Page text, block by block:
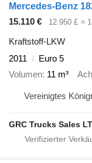
Mercedes-Benz
15.110 €
12.950 £ ≈
Kraftstoff-LKW
2011
Euro 5
Volumen 11 m³
Vereinigtes
GRC Trucks Sales